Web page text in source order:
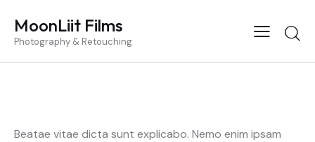
MoonLiit Films
Photography & Retouching
Beatae vitae dicta sunt explicabo. Nemo enim ipsam